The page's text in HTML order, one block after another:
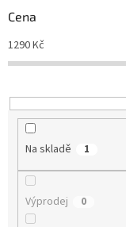
r
o
d
u
t
ů
Cena
1290Kč
Na skladě 1
Výprodej 0